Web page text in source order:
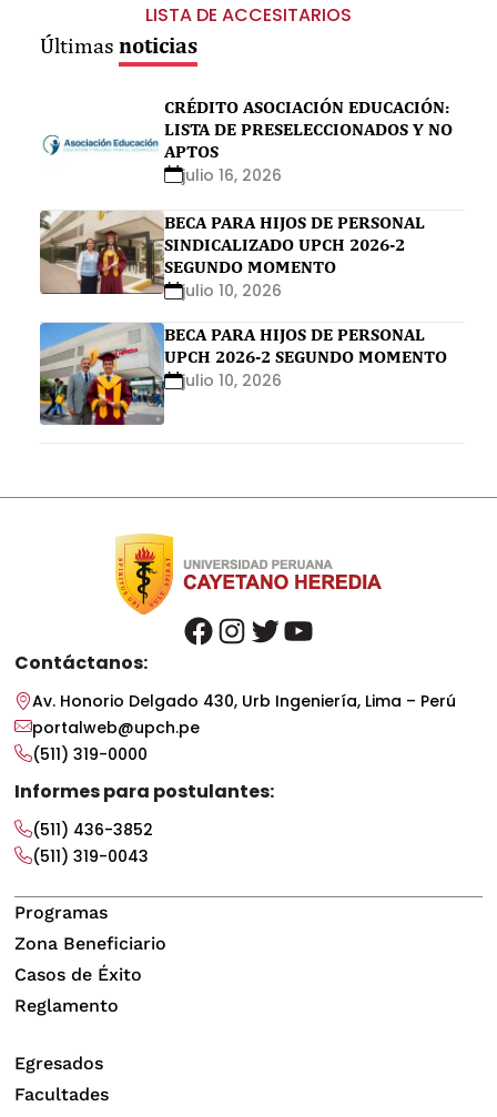
LISTA DE ACCESITARIOS
Últimasnoticias
CRÉDITO ASOCIACIÓN EDUCACIÓN:
LISTA DE PRESELECCIONADOS Y NO
APTOS
julio 16, 2026
BECA PARA HIJOS DE PERSONAL
SINDICALIZADO UPCH 2026-2
SEGUNDO MOMENTO
julio 10, 2026
BECA PARA HIJOS DE PERSONAL
UPCH 2026-2 SEGUNDO MOMENTO
julio 10, 2026
facebook instagram twitter youtube
Contáctanos:
Av. Honorio Delgado 430, Urb Ingeniería, Lima – Perú
portalweb@upch.pe
(511) 319-0000
Informes para postulantes:
(511) 436-3852
(511) 319-0043
Programas
Zona Beneficiario
Casos de Éxito
Reglamento
Egresados
Facultades